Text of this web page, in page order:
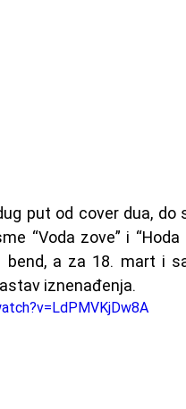
put od cover dua, do
“Voda zove” i
a za 18. mart i
iznenađenja.